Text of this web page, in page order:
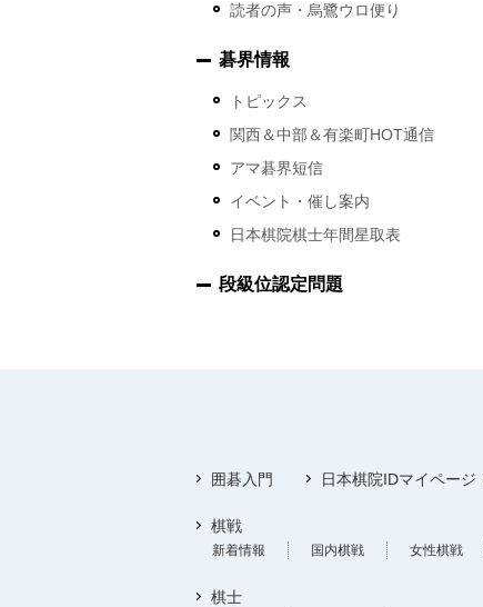
読者の声・烏鷺ウロ便り
碁界情報
トピックス
関西＆中部＆有楽町HOT通信
アマ碁界短信
イベント・催し案内
日本棋院棋士年間星取表
段級位認定問題
囲碁入門 日本棋院IDマイページ
棋戦
新着情報 国内棋戦 女性棋戦
棋士